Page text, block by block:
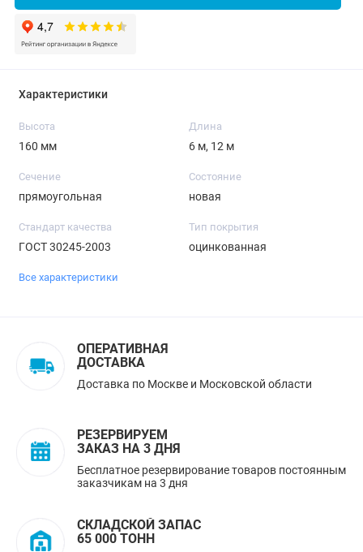
Характеристики
Высота
160 мм
Длина
6 м, 12 м
Сечение
прямоугольная
Состояние
новая
Стандарт качества
ГОСТ 30245-2003
Тип покрытия
оцинкованная
Все характеристики
ОПЕРАТИВНАЯ
ДОСТАВКА
Доставка по Москве и Московской области
РЕЗЕРВИРУЕМ
ЗАКАЗ НА 3 ДНЯ
Бесплатное резервирование товаров постоянным
заказчикам на 3 дня
СКЛАДСКОЙ ЗАПАС
65 000 ТОНН